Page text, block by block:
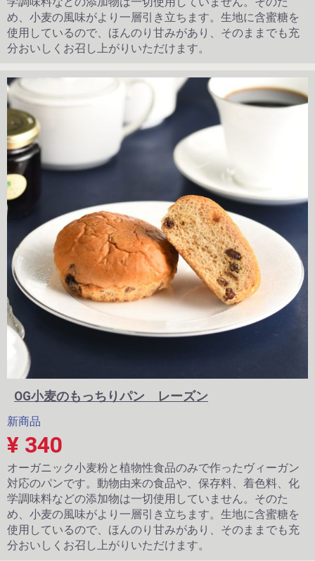
め、小麦の風味がより一層引き立ちます。生地に含蜜糖を
使用しているので、ほんのり甘みがあり、そのままでも充
分おいしくお召し上がりいただけます。
OG小麦のもっちりパン レーズン
新商品
¥ 340
オーガニック小麦粉と植物性食品のみで作ったヴィーガン
対応のパンです。動物由来の食品や、保存料、着色料、化
学調味料などの添加物は一切使用していません。そのた
め、小麦の風味がより一層引き立ちます。生地に含蜜糖を
使用しているので、ほんのり甘みがあり、そのままでも充
分おいしくお召し上がりいただけます。